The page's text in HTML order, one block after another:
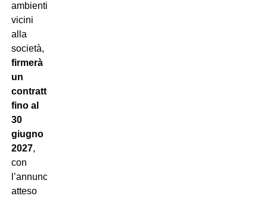
ambienti
vicini
alla
società,
firmerà
un
contratto
fino al
30
giugno
2027,
con
l’annuncio
atteso